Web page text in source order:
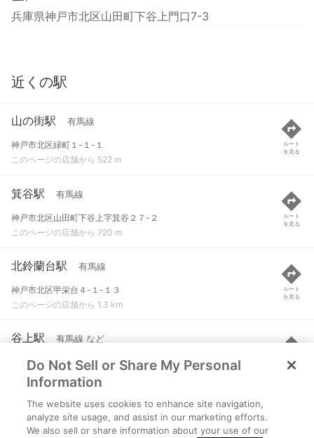
兵庫県神戸市北区山田町下谷上門口7-3
近くの駅
山の街駅 有馬線
神戸市北区緑町１-１-１
このページの店舗から 522 m
ルート
を見る
箕谷駅 有馬線
神戸市北区山田町下谷上字箕谷２７-２
このページの店舗から 720 m
ルート
を見る
北鈴蘭台駅 有馬線
神戸市北区甲栄台４-１-１３
このページの店舗から 1.3 km
ルート
を見る
谷上駅 有馬線 など
神戸市北区山田町下谷上字明田８-１
このページの店舗から 1.9 km
ルート
を見る
鈴蘭台西口駅
神戸市北区鈴蘭台南町３-１２-１５
Do Not Sell or Share My Personal
Information
The website uses cookies to enhance site navigation,
analyze site usage, and assist in our marketing efforts.
We also sell or share information about your use of our